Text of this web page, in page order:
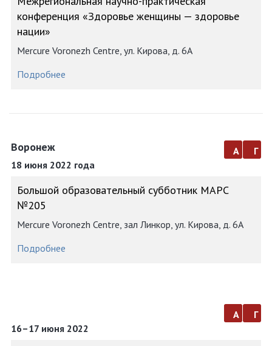
конференция «Здоровье женщины — здоровье
нации»
Mercure Voronezh Centre, ул. Кирова, д. 6А
Подробнее
Воронеж
18 июня 2022 года
а г
Большой образовательный субботник МАРС
№205
Mercure Voronezh Centre, зал Линкор, ул. Кирова, д. 6А
Подробнее
16–17 июня 2022
а г